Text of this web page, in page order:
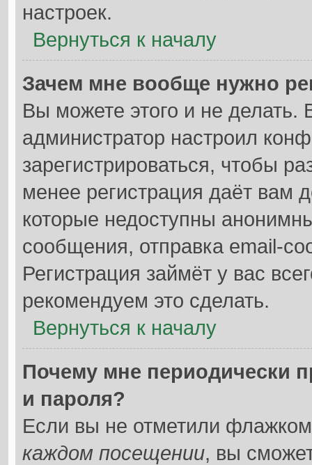
настроек.
Вернуться к началу
Зачем мне вообще нужно
Вы можете этого и не делать.
администратор настроил
зарегистрироваться, чтобы
менее регистрация даёт вам
которые недоступны
сообщения, отправка email-
Регистрация займёт у вас
рекомендуем это сделать.
Вернуться к началу
Почему мне периодически
и пароля?
Если вы не отметили
каждом посещении, вы